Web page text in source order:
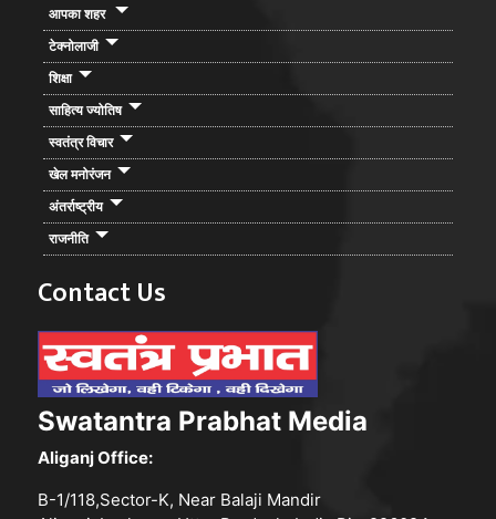
आपका शहर
टेक्नोलाजी
शिक्षा
साहित्य ज्योतिष
स्वतंत्र विचार
खेल मनोरंजन
अंतर्राष्ट्रीय
राजनीति
Contact Us
Swatantra Prabhat Media
Aliganj Office:
B-1/118,Sector-K, Near Balaji Mandir